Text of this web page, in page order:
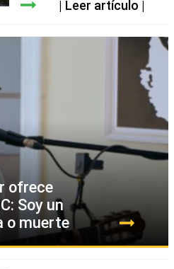
Leer artículo
ofrece
Soy un
o muerte